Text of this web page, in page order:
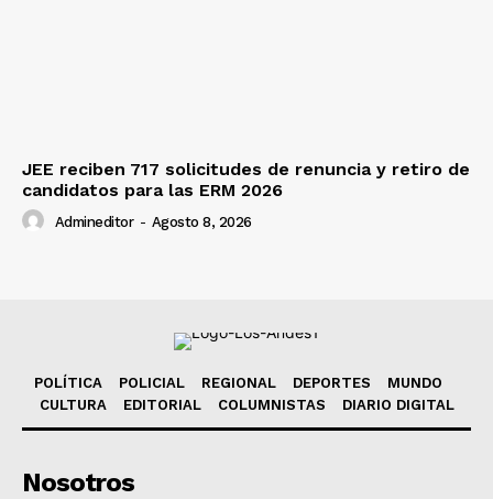
JEE reciben 717 solicitudes de renuncia y retiro de
candidatos para las ERM 2026
Admineditor - Agosto 8, 2026
POLÍTICA POLICIAL REGIONAL DEPORTES
MUNDO
CULTURA
EDITORIAL COLUMNISTAS DIARIO DIGITAL
Nosotros